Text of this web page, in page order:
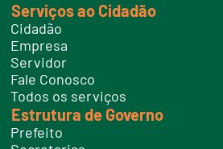
t
e
l
f
o
e
s
Serviços ao Cidadão
Cidadão
Empresa
Servidor
Fale Conosco
Todos os serviços
Estrutura de Governo
Prefeito